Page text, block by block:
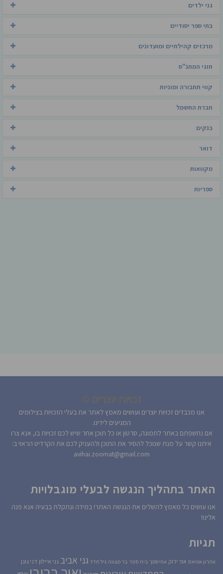
גני ילדים
בתי ספר יסודיים
מרכזים קהילתיים ומועדונים
חוגי המתנ"ס
קווי תחבורה ומוניות
חברת החשמל
בנקים
דואר
מקוואות
ספריות
אנו מכבדים זכויות יוצרים ועושים מאמץ לאתר את בעלי הזכויות בצילומים
המגיעים לידינו.
אם נחשפתם באתר לתמונה, סרטון או כל תוכן אחר שיש לכם זכויות בו, אנא צרו
איתנו קשר על מנת שנוכל להסיר את התוכן ולהעניק לכם את הקרדיט הראוי ב:
avihai.zoomat@gmail.com
האתר בתהליך הנגשה לבעלי מוגבלויות
אנו עושים כל מאמץ להשלים את הנגשת האתר! במידה ונתקלת בבעיה אנא פנה
אלינו!
תגיות
אהרון אטיאס אור ירוק אחיסמך בית ספר בר מצווה גיל חדד גני אביב גני איילון דני גונן